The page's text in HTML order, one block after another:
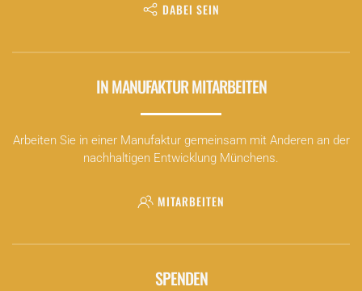
DABEI SEIN
IN MANUFAKTUR MITARBEITEN
Arbeiten Sie in einer Manufaktur gemeinsam mit Anderen an der
nachhaltigen Entwicklung Münchens.
MITARBEITEN
SPENDEN